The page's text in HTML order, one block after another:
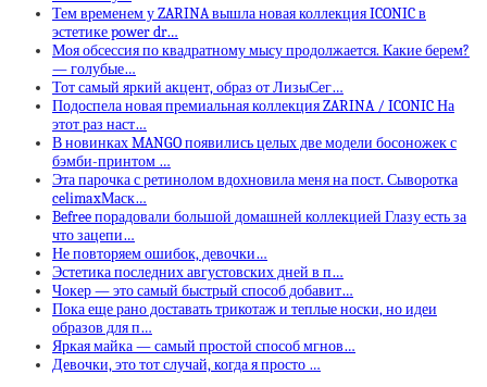
Тем временем у ZARINA вышла новая коллекция ICONIC в
эстетике power dr…
Моя обсессия по квадратному мысу продолжается. Какие берем?
— голубые…
Тот самый яркий акцент, образ от ЛизыСег…
Подоспела новая премиальная коллекция ZARINA / ICONIC На
этот раз наст…
В новинках MANGO появились целых две модели босоножек с
бэмби-принтом …
Эта парочка с ретинолом вдохновила меня на пост. Сыворотка
celimaxМаск…
Befree порадовали большой домашней коллекцией Глазу есть за
что зацепи…
Не повторяем ошибок, девочки…
Эстетика последних августовских дней в п…
Чокер — это самый быстрый способ добавит…
Пока еще рано доставать трикотаж и теплые носки, но идеи
образов для п…
Яркая майка — самый простой способ мгнов…
Девочки, это тот случай, когда я просто …